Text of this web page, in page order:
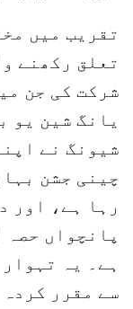
تقریب میں
شرکت کی جن
یانگ شین یو
شیونگ نے
چینی جشن
رہا ہے، اور
پانچواں حصہ
ہے۔ یہ
سے مقرر کردہ